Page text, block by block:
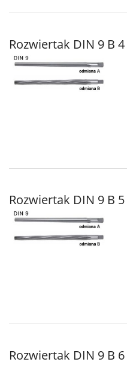
Rozwiertak DIN 9 B 4
Rozwiertak DIN 9 B 5
Rozwiertak DIN 9 B 6